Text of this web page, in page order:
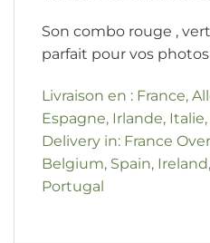
Son combo rouge ,
parfait pour vos
Livraison en : France,
Espagne, Irlande,
Delivery in: France
Belgium, Spain,
Portugal